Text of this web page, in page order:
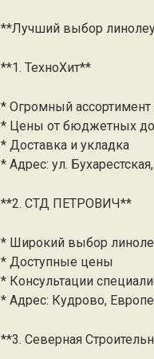
**Лучший выбор
**1. ТехноХит**
* Огромный
* Цены от бюджетных
* Доставка и укладка
* Адрес: ул.
**2. СТД ПЕТРОВИЧ**
* Широкий выбор
* Доступные цены
* Консультации
* Адрес: Кудрово,
**3. Северная